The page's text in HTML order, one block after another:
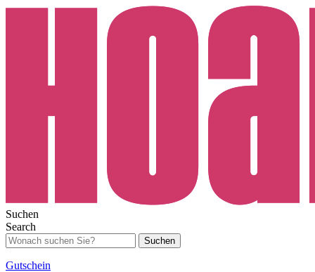
Suchen
Search
Suchen
Gutschein